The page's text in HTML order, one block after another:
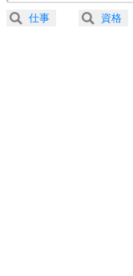
2.5倍速 （
3.0倍速 （
仕事 資格